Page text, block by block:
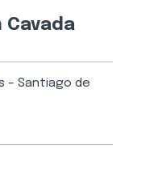
Cavada
– Santiago de